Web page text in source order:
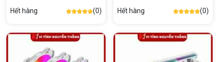
Hết hàng (0) Hết hàng (0)